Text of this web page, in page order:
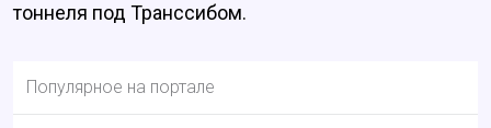
тоннеля под Транссибом.
Популярное на портале